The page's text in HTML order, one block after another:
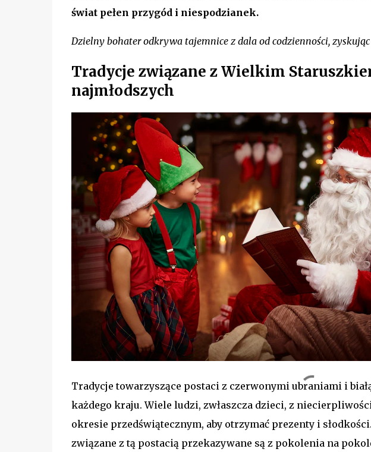
świat pełen przygód i niespodzianek.
Dzielny bohater odkrywa tajemnice z dala od codzienności,
Tradycje związane z Wielkim
najmłodszych
Tradycje towarzyszące postaci z czerwonymi ubraniami i
każdego kraju. Wiele ludzi, zwłaszcza dzieci, z
okresie przedświątecznym, aby otrzymać prezenty i
związane z tą postacią przekazywane są z pokolenia na